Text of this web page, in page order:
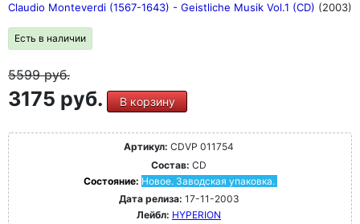
Claudio Monteverdi (1567-1643) - Geistliche Musik Vol.1 (CD) (2003)
Есть в наличии
5599руб.
3175 руб. В корзину
Артикул: CDVP 011754
Состав: CD
Состояние: Новое. Заводская упаковка.
Дата релиза: 17-11-2003
Лейбл: HYPERION